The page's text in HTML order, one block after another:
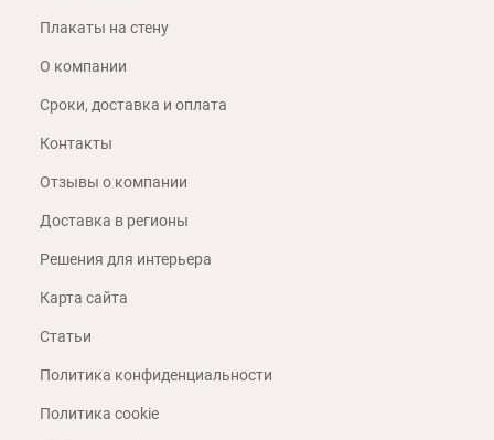
Плакаты на стену
О компании
Сроки, доставка и оплата
Контакты
Отзывы о компании
Доставка в регионы
Решения для интерьера
Карта сайта
Статьи
Политика конфиденциальности
Политика cookie